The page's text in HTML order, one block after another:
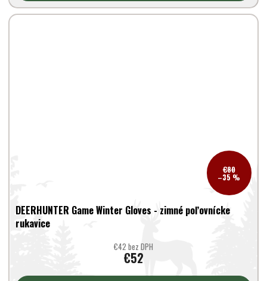
€80
–35 %
DEERHUNTER Game Winter Gloves - zimné poľovnícke
rukavice
€42 bez DPH
€52